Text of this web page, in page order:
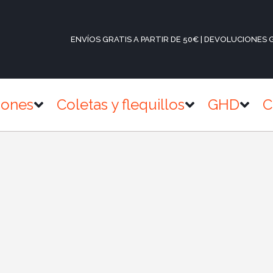
ENVÍOS GRATIS A PARTIR DE 50€ | DEVOLUCIONES
Coletas y flequillos GHD